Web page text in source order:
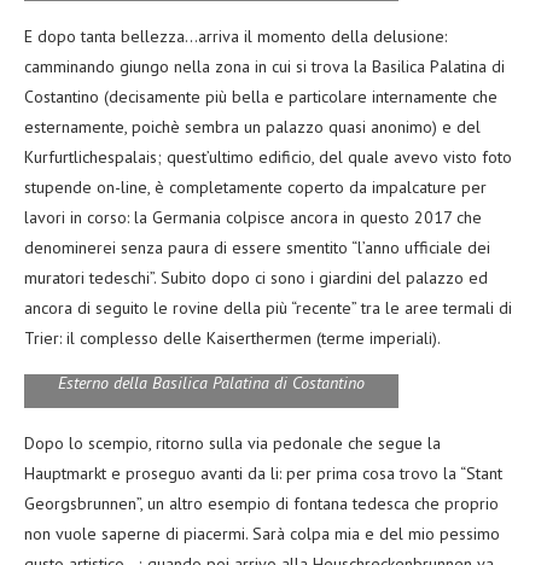
E dopo tanta bellezza…arriva il momento della delusione:
camminando giungo nella zona in cui si trova la Basilica Palatina di
Costantino (decisamente più bella e particolare internamente che
esternamente, poichè sembra un palazzo quasi anonimo) e del
Kurfurtlichespalais; quest’ultimo edificio, del quale avevo visto foto
stupende on-line, è completamente coperto da impalcature per
lavori in corso: la Germania colpisce ancora in questo 2017 che
denominerei senza paura di essere smentito “l’anno ufficiale dei
muratori tedeschi”. Subito dopo ci sono i giardini del palazzo ed
ancora di seguito le rovine della più “recente” tra le aree termali di
Trier: il complesso delle Kaiserthermen (terme imperiali).
Esterno della Basilica Palatina di Costantino
Dopo lo scempio, ritorno sulla via pedonale che segue la
Hauptmarkt e proseguo avanti da li: per prima cosa trovo la “Stant
Georgsbrunnen”, un altro esempio di fontana tedesca che proprio
non vuole saperne di piacermi. Sarà colpa mia e del mio pessimo